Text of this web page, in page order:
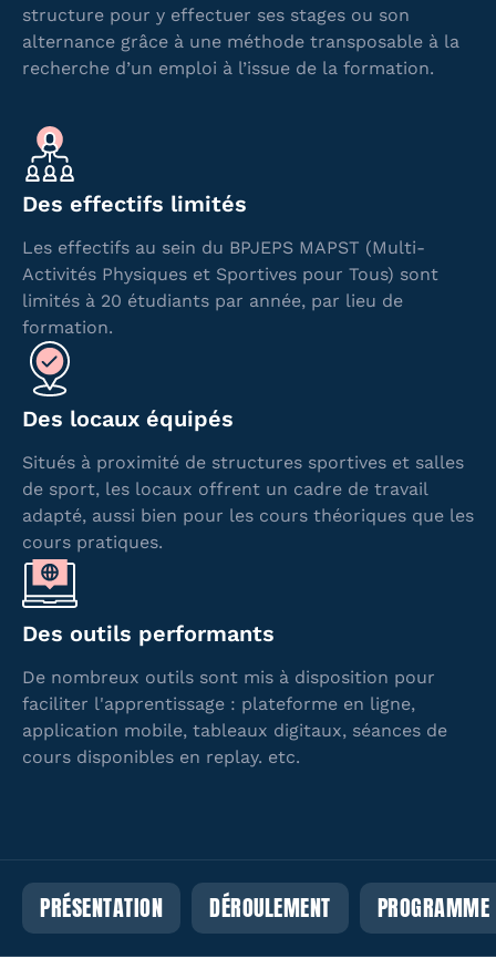
structure pour y effectuer ses stages ou son
alternance grâce à une méthode transposable à la
recherche d’un emploi à l’issue de la formation.
Des effectifs limités
Les effectifs au sein du BPJEPS MAPST (Multi-
Activités Physiques et Sportives pour Tous) sont
limités à 20 étudiants par année, par lieu de
formation.
Des locaux équipés
Situés à proximité de structures sportives et salles
de sport, les locaux offrent un cadre de travail
adapté, aussi bien pour les cours théoriques que les
cours pratiques.
Des outils performants
De nombreux outils sont mis à disposition pour
faciliter l'apprentissage : plateforme en ligne,
application mobile, tableaux digitaux, séances de
cours disponibles en replay. etc.
PRÉSENTATION DÉROULEMENT PROGRAMME